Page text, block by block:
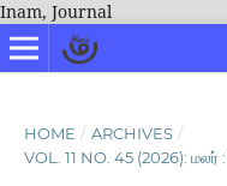
Inam, Journal
HOME / ARCHIVES /
VOL. 11 NO. 45 (2026): மலர்